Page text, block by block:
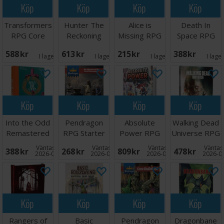
Köp
Transformers
RPG Core
588 SEK I lager: 1
Köp
Hunter The
Reckoning
Rulebook
613 SEK I lager: 1
Köp
Alice is
Missing RPG
215 SEK I lager: 7
Köp
Death In
Space RPG
388 SEK I
Köp
Into the Odd
Remastered
388 SEK Väntas in:
2026-08-27
Köp
Pendragon
RPG Starter
268 SEK Väntas in:
2026-09-30
Köp
Absolute
Power RPG
Book One
System
809 SEK Väntas in:
2026-09-30
Köp
Walking Dead
Universe RPG
Core Rules
478 SEK 2026-
Köp
Rangers of
Köp
Basic
Köp
Pendragon
Köp
Dragonbane